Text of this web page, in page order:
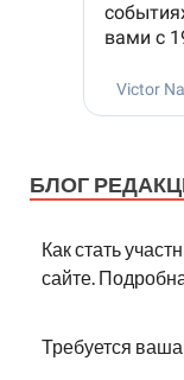
БЛОГ
Как стать
сайте.
Требуется